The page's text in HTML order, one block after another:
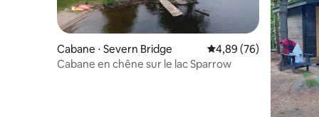
Cabane ⋅ Severn Bridge Évaluation moyenne
4,89 (76)
Cabane en chêne sur le lac Sparrow